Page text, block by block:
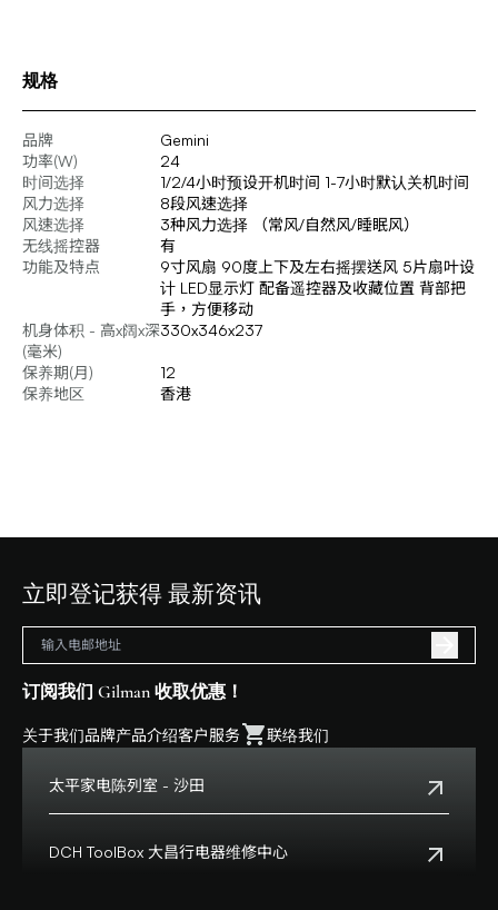
规格
品牌
Gemini
功率(W)
24
时间选择
1/2/4小时预设开机时间 1-7小时默认关机时间
风力选择
8段风速选择
风速选择
3种风力选择 （常风/自然风/睡眠风）
无线摇控器
有
功能及特点
9寸风扇 90度上下及左右摇摆送风 5片扇叶设
计 LED显示灯 配备遥控器及收藏位置 背部把
手，方便移动
机身体积 - 高x阔x深
(毫米)
330x346x237
保养期(月)
12
保养地区
香港
立即登记获得 最新资讯
订阅我们 Gilman 收取优惠！
关于我们品牌产品介绍客户服务 联络我们
太平家电陈列室 - 沙田
地址:
沙田乡事会路138号HomeSquare 357-358舖
DCH ToolBox 大昌行电器维修中心